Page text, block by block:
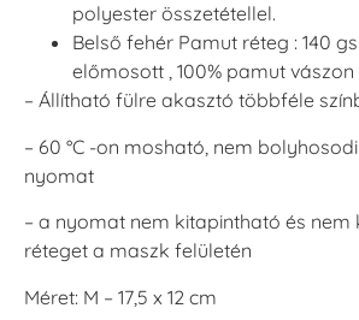
polyester összetétellel.
Belső fehér Pamut réteg : 140
előmosott , 100% pamut
– Állítható fülre akasztó többféle
– 60 °C -on mosható, nem
nyomat
– a nyomat nem kitapintható és nem
réteget a maszk felületén
Méret: M – 17,5 x 12 cm